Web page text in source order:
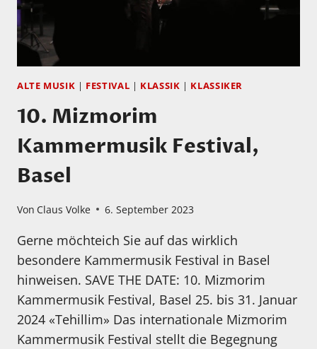
ALTE MUSIK | FESTIVAL | KLASSIK | KLASSIKER
10. Mizmorim
Kammermusik Festival,
Basel
Von Claus Volke 6. September 2023
Gerne möchteich Sie auf das wirklich
besondere Kammermusik Festival in Basel
hinweisen. SAVE THE DATE: 10. Mizmorim
Kammermusik Festival, Basel 25. bis 31. Januar
2024 «Tehillim» Das internationale Mizmorim
Kammermusik Festival stellt die Begegnung